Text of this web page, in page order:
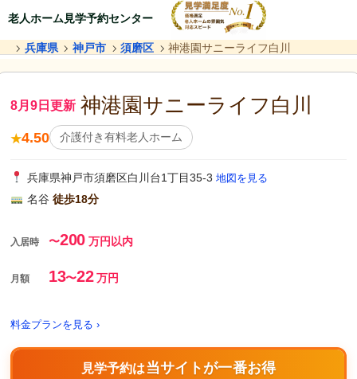
老人ホーム見学予約センター
兵庫県 神戸市 須磨区 神港園サニーライフ白川
8月9日更新 神港園サニーライフ白川
★4.50 介護付き有料老人ホーム
兵庫県神戸市須磨区白川台1丁目35-3 地図を見る
名谷 徒歩18分
入居時 〜200万円以内
月額 13〜22万円
料金プランを見る ›
見学予約は当サイトが一番お得